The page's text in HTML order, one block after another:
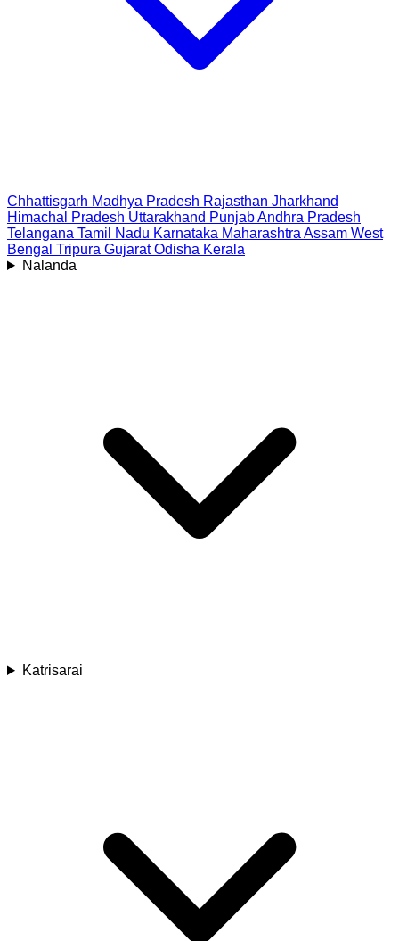
Chhattisgarh Madhya Pradesh Rajasthan Jharkhand
Himachal Pradesh Uttarakhand PunjabAndhra Pradesh
Telangana Tamil Nadu Karnataka Maharashtra Assam West
Bengal Tripura Gujarat Odisha Kerala
Nalanda
Katrisarai